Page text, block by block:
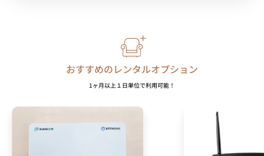
おすすめのレンタルオプション
1ヶ月以上１日単位で利用可能！